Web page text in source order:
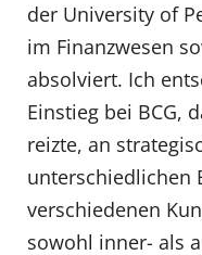
der University of
im Finanzwesen
absolviert. Ich
Einstieg bei BCG,
reizte, an
unterschiedlichen
verschiedenen
sowohl inner- als